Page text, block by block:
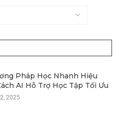
Pháp Học Nhanh Hiệu
AI Hỗ Trợ Học Tập Tối Ưu
2025